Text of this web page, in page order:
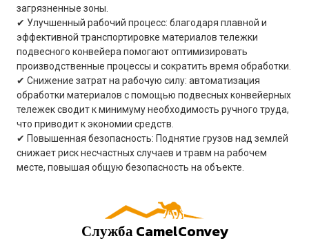
загрязненные зоны.
✔ Улучшенный рабочий процесс: благодаря плавной и
эффективной транспортировке материалов тележки
подвесного конвейера помогают оптимизировать
производственные процессы и сократить время обработки.
✔ Снижение затрат на рабочую силу: автоматизация
обработки материалов с помощью подвесных конвейерных
тележек сводит к минимуму необходимость ручного труда,
что приводит к экономии средств.
✔ Повышенная безопасность: Поднятие грузов над землей
снижает риск несчастных случаев и травм на рабочем
месте, повышая общую безопасность на объекте.
Служба CamelConvey